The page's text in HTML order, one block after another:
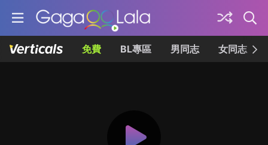
免費 BL專區 男同志 女同志